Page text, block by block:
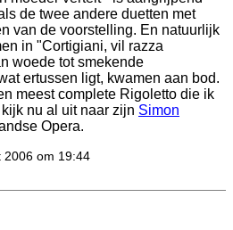
de twee andere duetten met
van de voorstelling. En natuurlijk
in "Cortigiani, vil razza
woede tot smekende
ertussen ligt, kwamen aan bod.
meest complete Rigoletto die ik
nu al uit naar zijn Simon
Opera.
2006 om 19:44